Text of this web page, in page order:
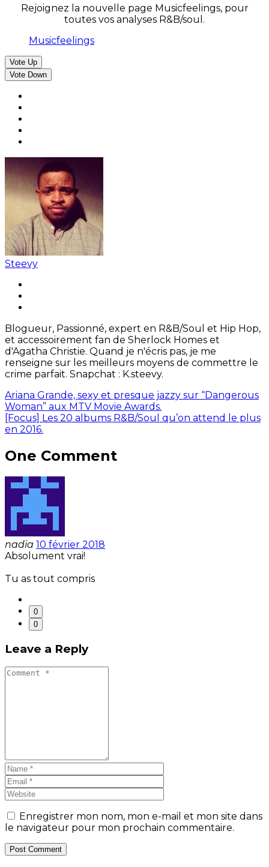
Rejoignez la nouvelle page Musicfeelings, pour
toutes vos analyses R&B/soul.
Musicfeelings
Vote Up
Vote Down
Steevy
Blogueur, Passionné, expert en R&B/Soul et Hip Hop,
et accessoirement fan de Sherlock Homes et
d'Agatha Christie. Quand je n'écris pas, je me
renseigne sur les meilleurs moyens de commettre le
crime parfait. Snapchat : K.steevy.
Ariana Grande, sexy et presque jazzy sur “Dangerous
Woman” aux MTV Movie Awards.
[Focus] Les 20 albums R&B/Soul qu’on attend le plus
en 2016.
One Comment
nadia 10 février 2018
Absolument vrai!
Tu as tout compris
0
0
Leave a Reply
Enregistrer mon nom, mon e-mail et mon site dans
le navigateur pour mon prochain commentaire.
Post Comment